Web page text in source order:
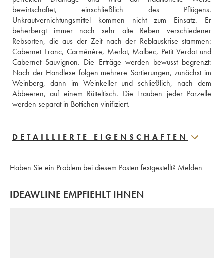
bewirtschaftet, einschließlich des Pflügens.
Unkrautvernichtungsmittel kommen nicht zum Einsatz. Er
beherbergt immer noch sehr alte Reben verschiedener
Rebsorten, die aus der Zeit nach der Reblauskrise stammen:
Cabernet Franc, Carménère, Merlot, Malbec, Petit Verdot und
Cabernet Sauvignon. Die Erträge werden bewusst begrenzt:
Nach der Handlese folgen mehrere Sortierungen, zunächst im
Weinberg, dann im Weinkeller und schließlich, nach dem
Abbeeren, auf einem Rütteltisch. Die Trauben jeder Parzelle
werden separat in Bottichen vinifiziert.
DETAILLIERTE EIGENSCHAFTEN
Haben Sie ein Problem bei diesem Posten festgestellt? Melden
IDEAWLINE EMPFIEHLT IHNEN